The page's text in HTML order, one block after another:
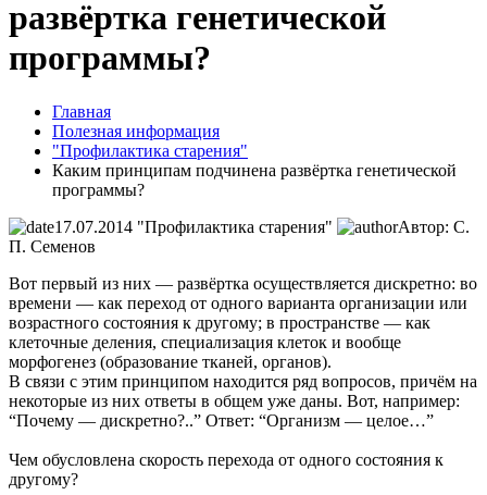
развёртка генетической
программы?
Главная
Полезная информация
"Профилактика старения"
Каким принципам подчинена развёртка генетической
программы?
17.07.2014 "Профилактика старения"
Автор: С.
П. Семенов
Вот первый из них — развёртка осуществляется дискретно: во
времени — как переход от одного варианта организации или
возрастного состояния к другому; в пространстве — как
клеточные деления, специализация клеток и вообще
морфогенез (образование тканей, органов).
В связи с этим принципом находится ряд вопросов, причём на
некоторые из них ответы в общем уже даны. Вот, например:
“Почему — дискретно?..” Ответ: “Организм — целое…”
Чем обусловлена скорость перехода от одного состояния к
другому?